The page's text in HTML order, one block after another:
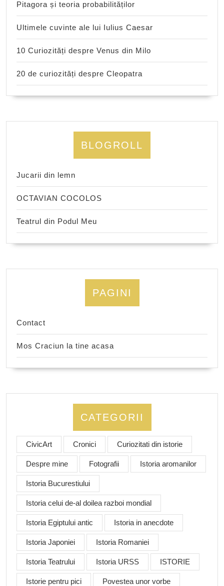
Pitagora și teoria probabilităților
Ultimele cuvinte ale lui Iulius Caesar
10 Curiozități despre Venus din Milo
20 de curiozități despre Cleopatra
BLOGROLL
Jucarii din lemn
OCTAVIAN COCOLOS
Teatrul din Podul Meu
PAGINI
Contact
Mos Craciun la tine acasa
CATEGORII
CivicArt Cronici Curiozitati din istorie
Despre mine Fotografii Istoria aromanilor
Istoria Bucurestiului
Istoria celui de-al doilea razboi mondial
Istoria Egiptului antic Istoria in anecdote
Istoria Japoniei Istoria Romaniei
Istoria Teatrului Istoria URSS ISTORIE
Istorie pentru pici Povestea unor vorbe